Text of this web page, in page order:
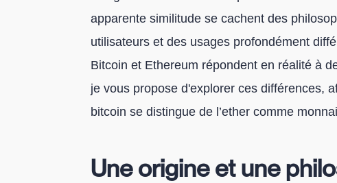
apparente similitude se cachent des
utilisateurs et des usages profondément
Bitcoin et Ethereum répondent en réalité à
je vous propose d'explorer ces différences,
bitcoin se distingue de l’ether comme
Une origine et une